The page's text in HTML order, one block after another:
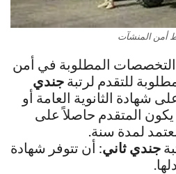
أمن المنشآت
المطلوبة في أمن
للتقدم لرتبة جندي
شهادة الثانوية العامة أو
يكون المتقدم حاصلاً على
لمدة سنة.
جندي ثاني: أن تتوفر شهادة